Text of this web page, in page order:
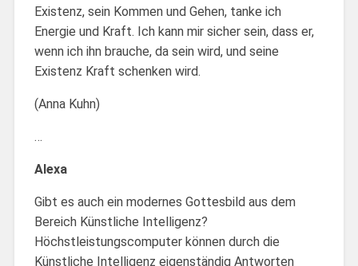
Existenz, sein Kommen und Gehen, tanke ich
Energie und Kraft. Ich kann mir sicher sein, dass er,
wenn ich ihn brauche, da sein wird, und seine
Existenz Kraft schenken wird.
(Anna Kuhn)
…
Alexa
Gibt es auch ein modernes Gottesbild aus dem
Bereich Künstliche Intelligenz?
Höchstleistungscomputer können durch die
Künstliche Intelligenz eigenständig Antworten